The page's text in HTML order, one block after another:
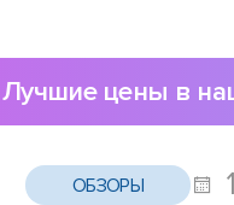
Лучшие цены в
ОБЗОРЫ